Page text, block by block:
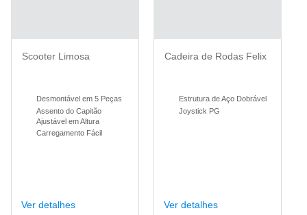
Scooter Limosa
Desmontável em 5 Peças
Assento do Capitão
Ajustável em Altura
Carregamento Fácil
Ver detalhes
Cadeira de Rodas Felix
Estrutura de Aço Dobrável
Joystick PG
Ver detalhes